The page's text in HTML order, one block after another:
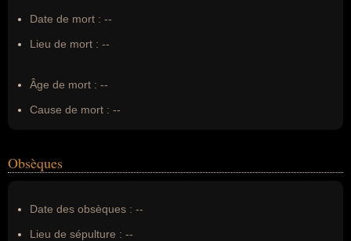
Date de mort : --
Lieu de mort : --
Âge de mort : --
Cause de mort : --
Obsèques
Date des obsèques : --
Lieu de sépulture : --